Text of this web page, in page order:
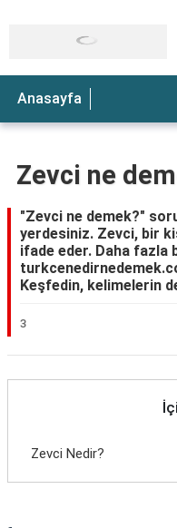
Anasayfa
Zevci ne
"Zevci ne demek?"
yerdesiniz. Zevci, bir
ifade eder. Daha fazla
Keşfedin, kelimelerin
3
Zevci Nedir?